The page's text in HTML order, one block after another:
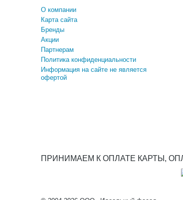
О компании
Карта сайта
Бренды
Акции
Партнерам
Политика конфиденциальности
Информация на сайте не является
офертой
ПРИНИМАЕМ К ОПЛАТЕ КАРТЫ,